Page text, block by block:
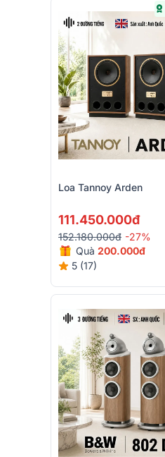
Loa Tannoy Arden
111.450.000đ
152.180.000đ -27%
Quà 200.000đ
5 (17)